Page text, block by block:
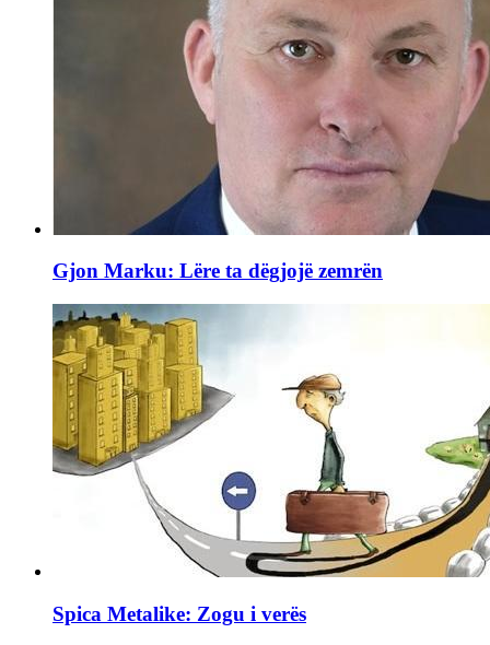
Gjon Marku: Lëre ta dëgjojë zemrën
Spica Metalike: Zogu i verës